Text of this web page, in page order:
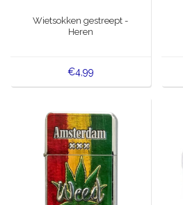
Wietsokken gestreept -
Heren
€4,99